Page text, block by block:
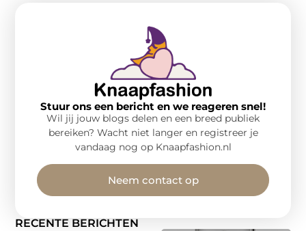
RECENTE BERICHTEN
Stuur ons een bericht en we reageren snel!
Wil jij jouw blogs delen en een breed publiek
bereiken? Wacht niet langer en registreer je
vandaag nog op Knaapfashion.nl
Neem contact op